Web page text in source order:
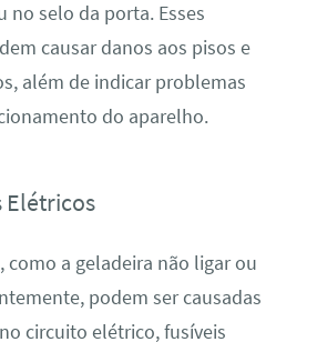
no selo da porta. Esses
causar danos aos pisos e
além de indicar problemas
do aparelho.
Elétricos
como a geladeira não ligar ou
podem ser causadas
circuito elétrico, fusíveis